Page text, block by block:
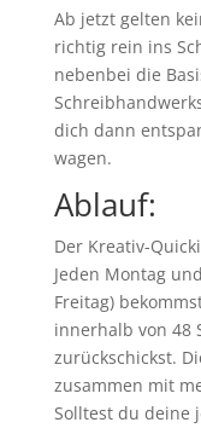
Ab jetzt gelten
richtig rein ins
nebenbei die
dich dann
wagen.
Ablauf:
Der Kreativ-
Jeden Montag
Freitag)
innerhalb von 48
zurückschickst.
zusammen mit
Solltest du deine